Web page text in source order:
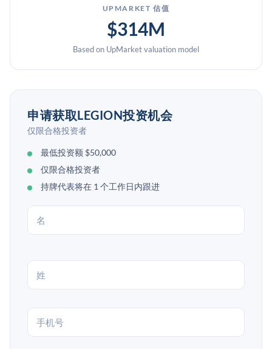
UPMARKET 估值
$314M
Based on UpMarket valuation model
申请获取LEGION投资机会
仅限合格投资者
最低投资额 $50,000
仅限合格投资者
持牌代表将在 1 个工作日内跟进